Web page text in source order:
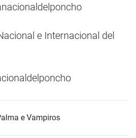
e Internacional del
e Vampiros